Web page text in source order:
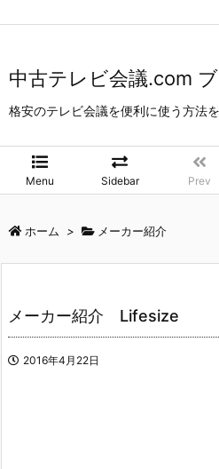
中古テレビ会議.com
格安のテレビ会議を便利に使う方法
Menu Sidebar Prev
ホーム > メーカー紹介
メーカー紹介 Lifesize
2016年4月22日